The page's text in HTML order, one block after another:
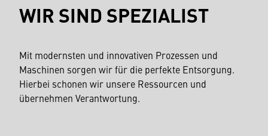
WIR SIND SPEZIALIST
Mit modernsten und innovativen Prozessen und
Maschinen sorgen wir für die perfekte Entsorgung.
Hierbei schonen wir unsere Ressourcen und
übernehmen Verantwortung.